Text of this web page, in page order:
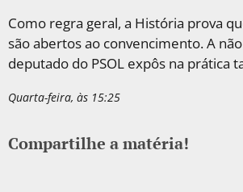
Como regra geral, a História prova
são abertos ao convencimento. A
deputado do PSOL expôs na prática
Quarta-feira, às 15:25
Compartilhe a matéria!